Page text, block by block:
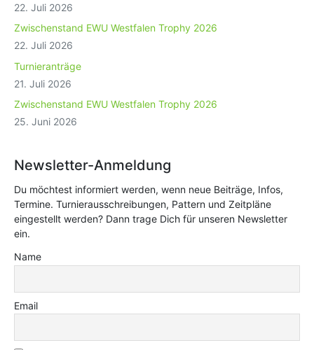
22. Juli 2026
Zwischenstand EWU Westfalen Trophy 2026
22. Juli 2026
Turnieranträge
21. Juli 2026
Zwischenstand EWU Westfalen Trophy 2026
25. Juni 2026
Newsletter-Anmeldung
Du möchtest informiert werden, wenn neue Beiträge, Infos,
Termine. Turnierausschreibungen, Pattern und Zeitpläne
eingestellt werden? Dann trage Dich für unseren Newsletter
ein.
Name
Email